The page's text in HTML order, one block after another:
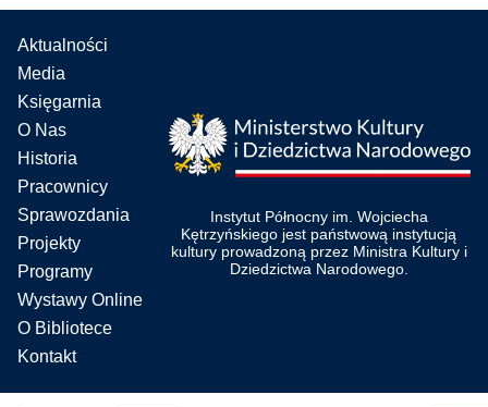
Aktualności
Media
Księgarnia
O Nas
Historia
Pracownicy
Sprawozdania
Projekty
Programy
Wystawy Online
O Bibliotece
Kontakt
Instytut Północny im. Wojciecha
Kętrzyńskiego jest państwową instytucją
kultury prowadzoną przez Ministra Kultury i
Dziedzictwa Narodowego.